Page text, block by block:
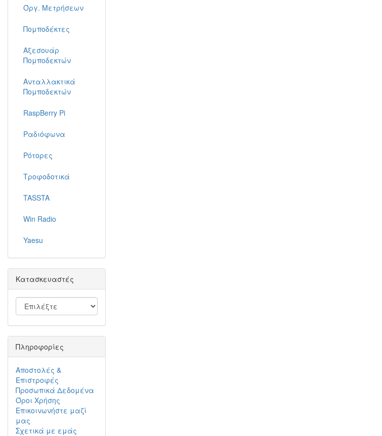
Όργ. Μετρήσεων
Πομποδέκτες
Αξεσουάρ
Πομποδεκτών
Ανταλλακτικά
Πομποδεκτών
RaspBerry Pi
Ραδιόφωνα
Ρότορες
Τροφοδοτικά
TASSTA
Win Radio
Yaesu
Κατασκευαστές
Πληροφορίες
Αποστολές &
Επιστροφές
Προσωπικά Δεδομένα
Όροι Χρήσης
Επικοινωνήστε μαζί
μας
Σχετικά με εμάς